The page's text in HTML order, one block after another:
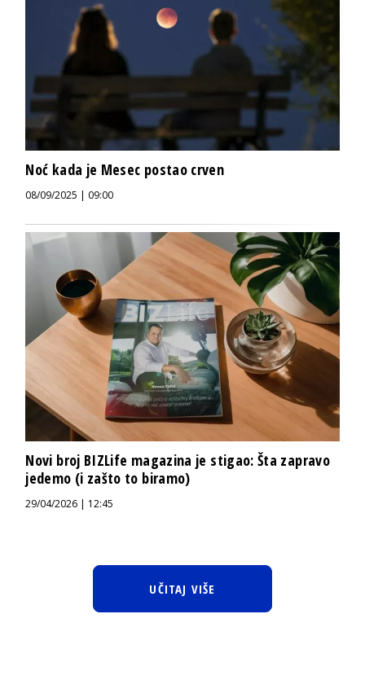
Noć kada je Mesec postao crven
08/09/2025 | 09:00
Novi broj BIZLife magazina je stigao: Šta zapravo
jedemo (i zašto to biramo)
29/04/2026 | 12:45
UČITAJ VIŠE